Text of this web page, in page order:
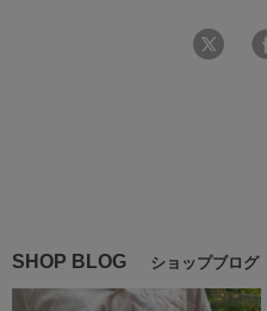
SHOP BLOG ショップブログ